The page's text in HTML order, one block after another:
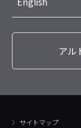
アル
サイトマップ